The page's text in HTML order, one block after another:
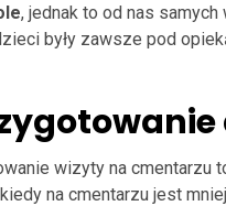
, jednak to od nas
były zawsze pod
wizyty na cmentarzu
na cmentarzu jest